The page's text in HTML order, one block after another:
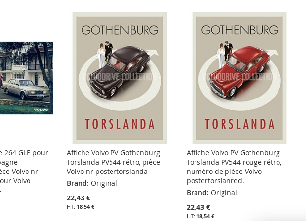
264 GLE pour
Volvo nr
Volvo
Affiche Volvo PV Gothenburg
Torslanda PV544 rétro, pièce
Volvo nr postertorslanda
Brand: Original
22,43 €
18,54 €
Affiche Volvo PV Gothenburg
Torslanda PV544 rouge rétro,
numéro de pièce Volvo
postertorslanred.
Brand: Original
22,43 €
18,54 €